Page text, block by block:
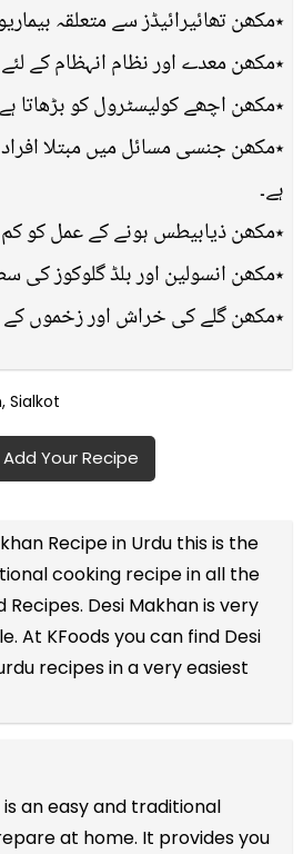
٭مکھن تھائیرائیڈز سے متعلقہ
٭مکھن معدے اور نظام انہظام کے لئے
٭مکھن اچھے کولیسٹرول کو بڑھاتا
٭مکھن جنسی مسائل میں مبتلا
ہے۔
٭مکھن ذیابیطس ہونے کے عمل کو کم
٭مکھن انسولین اور بلڈ گلوکوز کی
٭مکھن گلے کی خراش اور زخموں کے
Sialkot
Add Your Recipe
Recipe in Urdu this is the
cooking recipe in all the
Recipes. Desi Makhan is very
At KFoods you can find Desi
recipesin a very easiest
is an easy and traditional
at home. It provides you